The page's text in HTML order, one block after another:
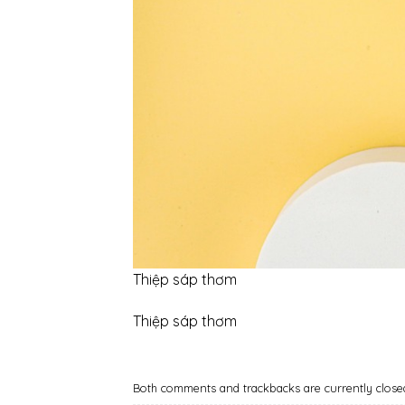
Thiệp sáp thơm
Thiệp sáp thơm
Both comments and trackbacks are currently